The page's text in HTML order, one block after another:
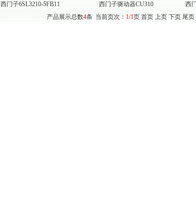
西门子6SL3210-5FB11 西门子驱动器CU310 西
产品展示总数4条 当前页次： 1/1页 首页 上页 下页 尾